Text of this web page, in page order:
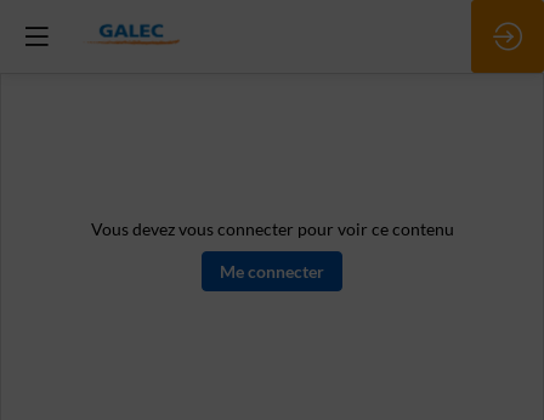
Vous devez vous connecter pour voir ce contenu
Me connecter